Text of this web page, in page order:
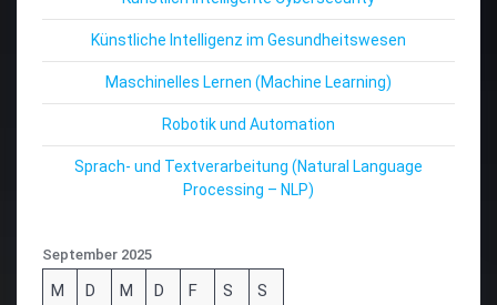
Künstliche Intelligenz im Gesundheitswesen
Maschinelles Lernen (Machine Learning)
Robotik und Automation
Sprach- und Textverarbeitung (Natural Language
Processing – NLP)
September 2025
M D M D F S S